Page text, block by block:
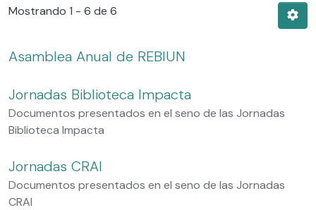
Mostrando 1 - 6 de 6
Asamblea Anual de REBIUN
Jornadas Biblioteca Impacta
Documentos presentados en el seno de las Jornadas
Biblioteca Impacta
Jornadas CRAI
Documentos presentados en el seno de las Jornadas
CRAI